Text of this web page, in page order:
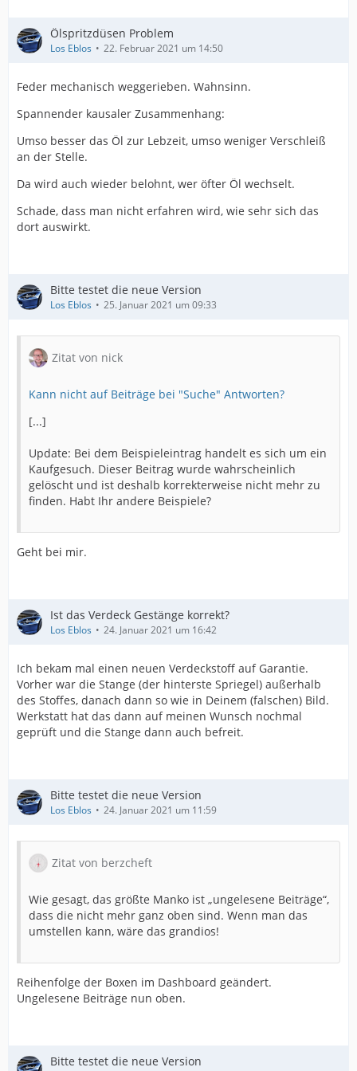
Ölspritzdüsen Problem
Los Eblos 22. Februar 2021 um 14:50
Feder mechanisch weggerieben. Wahnsinn.
Spannender kausaler Zusammenhang:
Umso besser das Öl zur Lebzeit, umso weniger Verschleiß
an der Stelle.
Da wird auch wieder belohnt, wer öfter Öl wechselt.
Schade, dass man nicht erfahren wird, wie sehr sich das
dort auswirkt.
Bitte testet die neue Version
Los Eblos 25. Januar 2021 um 09:33
Zitat von nick
Kann nicht auf Beiträge bei "Suche" Antworten?
[...]
Update: Bei dem Beispieleintrag handelt es sich um ein
Kaufgesuch. Dieser Beitrag wurde wahrscheinlich
gelöscht und ist deshalb korrekterweise nicht mehr zu
finden. Habt Ihr andere Beispiele?
Geht bei mir.
Ist das Verdeck Gestänge korrekt?
Los Eblos 24. Januar 2021 um 16:42
Ich bekam mal einen neuen Verdeckstoff auf Garantie.
Vorher war die Stange (der hinterste Spriegel) außerhalb
des Stoffes, danach dann so wie in Deinem (falschen) Bild.
Werkstatt hat das dann auf meinen Wunsch nochmal
geprüft und die Stange dann auch befreit.
Bitte testet die neue Version
Los Eblos 24. Januar 2021 um 11:59
Zitat von berzcheft
Wie gesagt, das größte Manko ist „ungelesene Beiträge“,
dass die nicht mehr ganz oben sind. Wenn man das
umstellen kann, wäre das grandios!
Reihenfolge der Boxen im Dashboard geändert.
Ungelesene Beiträge nun oben.
Bitte testet die neue Version